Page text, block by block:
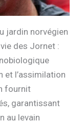
jardin norvégien
des Jornet :
et l’assimilation
fournit
garantissant
au levain